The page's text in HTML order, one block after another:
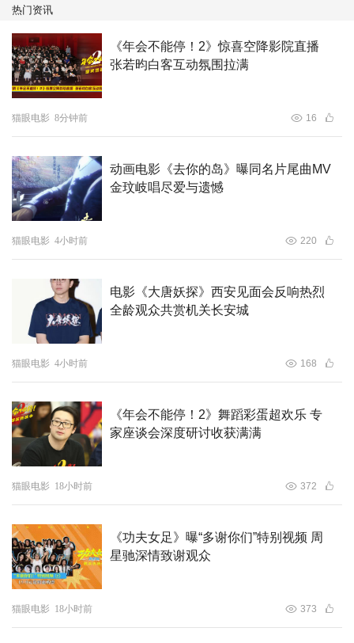
巴、张艺兴领衔主演，刘嘉玲、佐藤健特别出演，艾米、雪
野、蔡思贝、胡予安、倪好特别介绍，赵丽娜、欧阳靖、张
继聪、欧阳万成友情出演，陈旻、李卓媚、秦鹏飞、张天
一、孙子七、洪蕾、施予斐、景如洋、李奕臻、赖赖、葛依
萱、王奕彤、马睎悦、邹霞、崔桐侥、张娣主演，张琪、房
热门资讯
《年会不能停！2》惊喜空降影院直播
张若昀白客互动氛围拉满
猫眼电影 8分钟前 16
动画电影《去你的岛》曝同名片尾曲MV
金玟岐唱尽爱与遗憾
猫眼电影 4小时前 220
电影《大唐妖探》西安见面会反响热烈
全龄观众共赏机关长安城
猫眼电影 4小时前 168
《年会不能停！2》舞蹈彩蛋超欢乐 专
家座谈会深度研讨收获满满
猫眼电影 18小时前 372
《功夫女足》曝“多谢你们”特别视频 周
星驰深情致谢观众
猫眼电影 18小时前 373